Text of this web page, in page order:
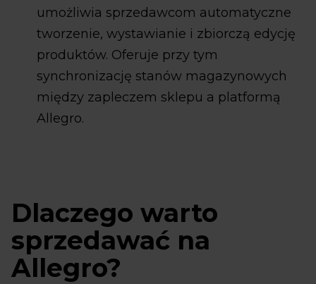
umożliwia sprzedawcom automatyczne
tworzenie, wystawianie i zbiorczą edycję
produktów. Oferuje przy tym
synchronizację stanów magazynowych
między zapleczem sklepu a platformą
Allegro.
Dlaczego warto
sprzedawać na
Allegro?